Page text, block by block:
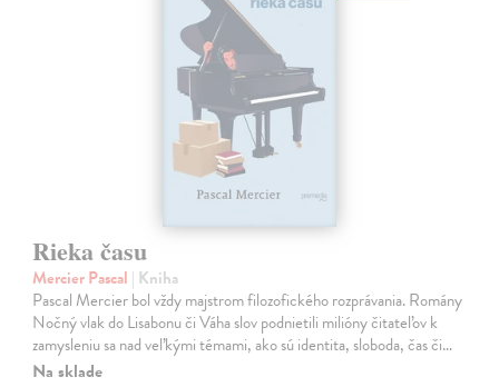
Rieka času
Mercier Pascal | Kniha
Pascal Mercier bol vždy majstrom filozofického rozprávania. Romány
Nočný vlak do Lisabonu či Váha slov podnietili milióny čitateľov k
zamysleniu sa nad veľkými témami, ako sú identita, sloboda, čas či…
Na sklade